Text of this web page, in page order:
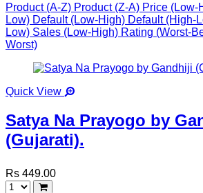
Product (A-Z) Product (Z-A) Price (Low-
Low) Default (Low-High) Default (High-
Low) Sales (Low-High) Rating (Worst-
Worst)
Quick View
Satya Na Prayogo by
(Gujarati).
Rs 449.00